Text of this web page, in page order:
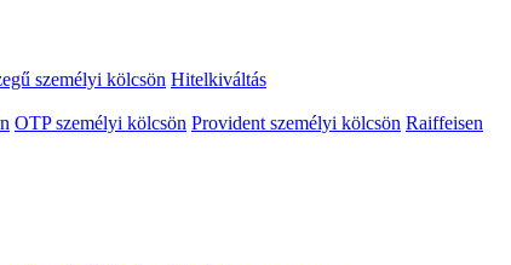
személyi kölcsön Hitelkiváltás
OTP személyi kölcsön Provident személyi kölcsön Raiffeisen